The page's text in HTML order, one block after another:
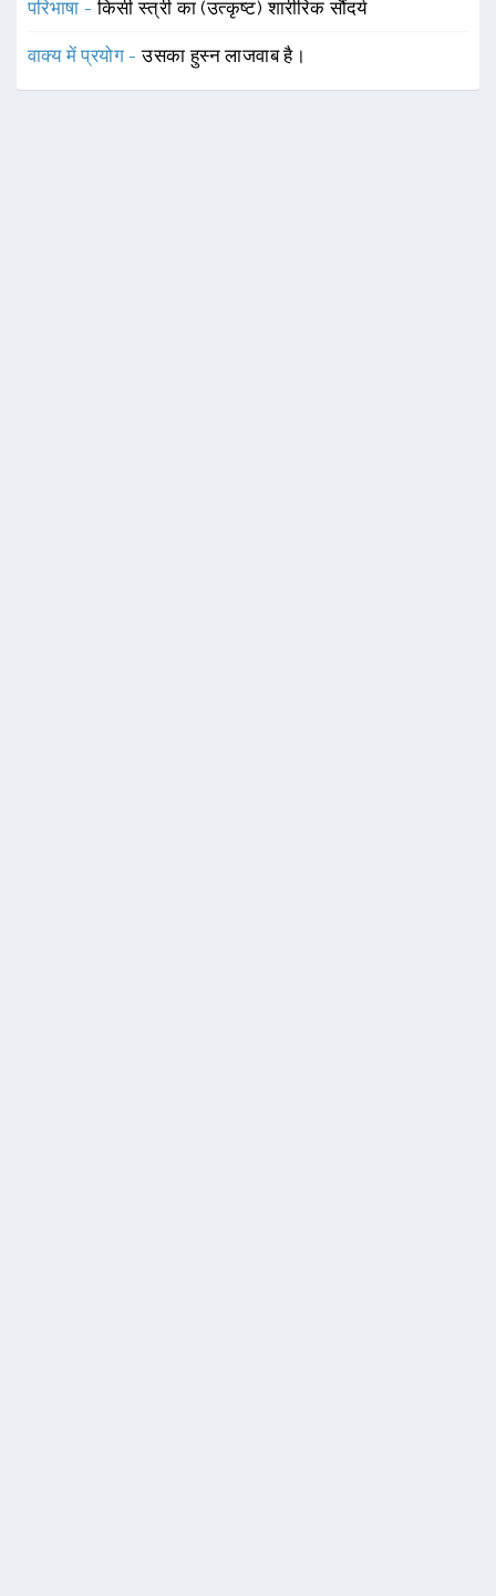
परिभाषा -किसी स्त्री का (उत्कृष्ट) शारीरिक सौंदर्य
वाक्य में प्रयोग -उसका हुस्न लाजवाब है।